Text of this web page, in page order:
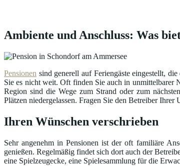
Ambiente und Anschluss: Was
Pensionen sind generell auf Feriengäste eingestellt,
Sie es nicht weit. Oft finden Sie auch in unmittelbarer
Region sind die Wege zum Strand oder zum
Plätzen niedergelassen. Fragen Sie den Betreiber
Ihren Wünschen verschrieben
Sehr angenehm in Pensionen ist der oft familiäre
genießen. Regelmäßig findet sich dort auch der
eine Spielzeugecke, eine Spielesammlung für die